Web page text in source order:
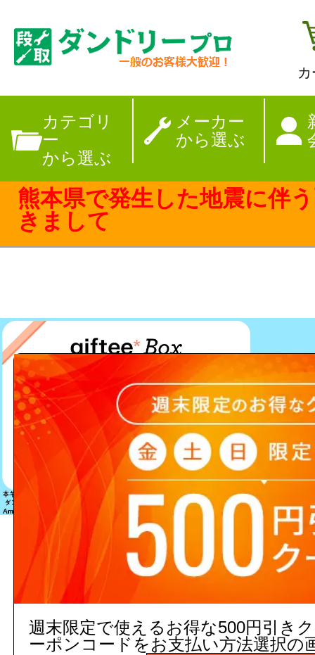
カテゴリ
ー
から選ぶ
メーカー
から選ぶ
【夏季休暇のお
熊本県で発生した地震に伴
きまして
該当する商品は見つかりません
週末限定で使えるお得な500円引き
ーポンコードをお支払い方法選択の